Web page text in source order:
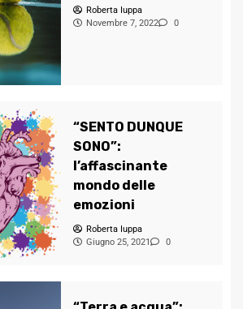
Roberta Iuppa
Novembre 7, 2022
0
“SENTO DUNQUE
SONO”:
l’affascinante
mondo delle
emozioni
Roberta Iuppa
Giugno 25, 2021
0